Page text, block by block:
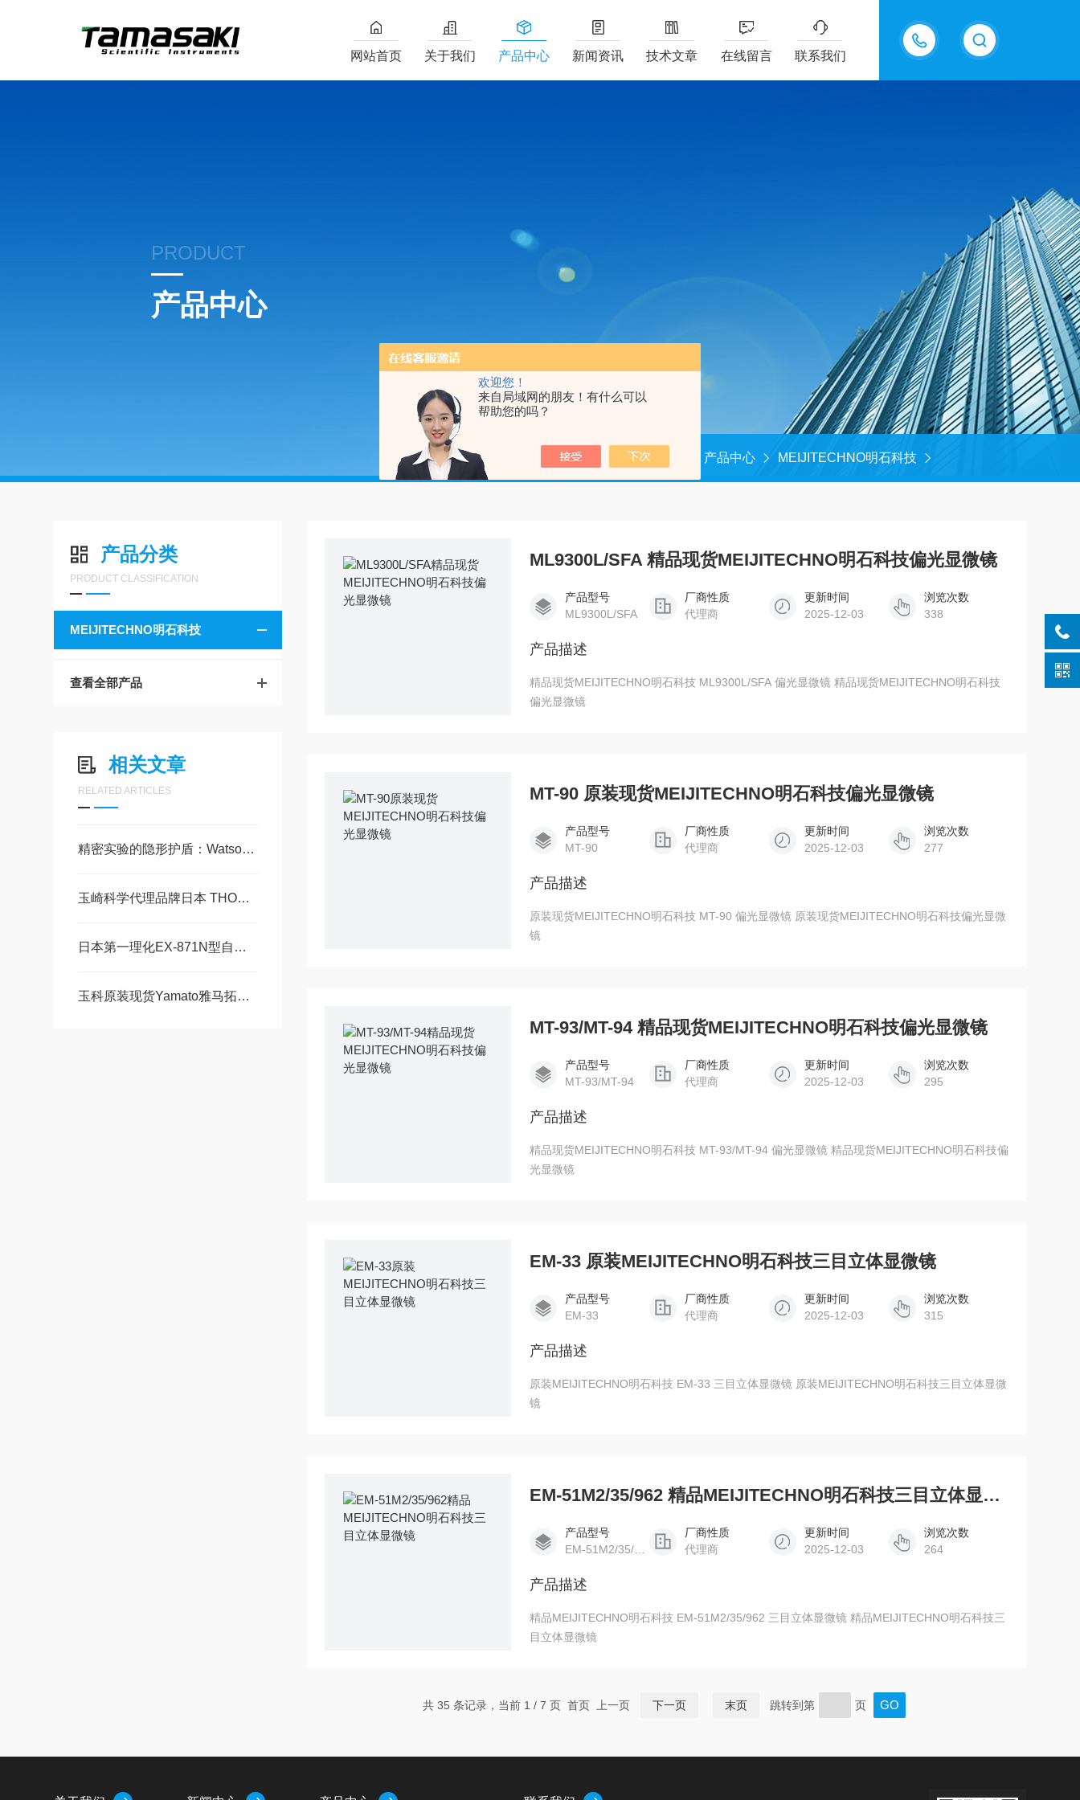
欢迎您！
来自局域网的朋友！有什么可以
帮助您的吗？
15815550998
网站首页 关于我们 产品中心 新闻资讯 技术文章 在线留言 联系我们
PRODUCT
产品中心
当前位置： 产品中心 MEIJITECHNO明石科技
产品分类
PRODUCT CLASSIFICATION
MEIJITECHNO明石科技
查看全部产品
相关文章
RELATED ARTICLES
精密实验的隐形护盾：Watson沃森移液滤芯长吸头技术全解析
玉崎科学代理品牌日本 THOMAS托马斯科学TRL-080II 二元制冷超低温恒温水槽
日本第一理化EX-871N型自动熔点测试仪的技术特性及应用研究
玉科原装现货Yamato雅马拓AutoStill® WGS201纯水生产系统蒸馏水生产系统
ML9300L/SFA 精品现货MEIJITECHNO明石科技偏光显微镜
产品型号
ML9300L/SFA
厂商性质
代理商
更新时间
2025-12-03
浏览次数
338
产品描述
精品现货MEIJITECHNO明石科技 ML9300L/SFA 偏光显微镜 精品现货MEIJITECHNO明石科技
偏光显微镜
MT-90 原装现货MEIJITECHNO明石科技偏光显微镜
产品型号
MT-90
厂商性质
代理商
更新时间
2025-12-03
浏览次数
277
产品描述
原装现货MEIJITECHNO明石科技 MT-90 偏光显微镜 原装现货MEIJITECHNO明石科技偏光显微
镜
MT-93/MT-94 精品现货MEIJITECHNO明石科技偏光显微镜
产品型号
MT-93/MT-94
厂商性质
代理商
更新时间
2025-12-03
浏览次数
295
产品描述
精品现货MEIJITECHNO明石科技 MT-93/MT-94 偏光显微镜 精品现货MEIJITECHNO明石科技偏
光显微镜
EM-33 原装MEIJITECHNO明石科技三目立体显微镜
产品型号
EM-33
厂商性质
代理商
更新时间
2025-12-03
浏览次数
315
产品描述
原装MEIJITECHNO明石科技 EM-33 三目立体显微镜 原装MEIJITECHNO明石科技三目立体显微
镜
EM-51M2/35/962 精品MEIJITECHNO明石科技三目立体显微镜
产品型号
EM-51M2/35/962
厂商性质
代理商
更新时间
2025-12-03
浏览次数
264
产品描述
精品MEIJITECHNO明石科技 EM-51M2/35/962 三目立体显微镜 精品MEIJITECHNO明石科技三
目立体显微镜
共 35 条记录，当前 1 / 7 页 首页 上一页 下一页 末页 跳转到第 页